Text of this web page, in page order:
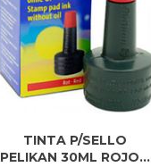
TINTA P/SELLO
PELIKAN 30ML ROJO...